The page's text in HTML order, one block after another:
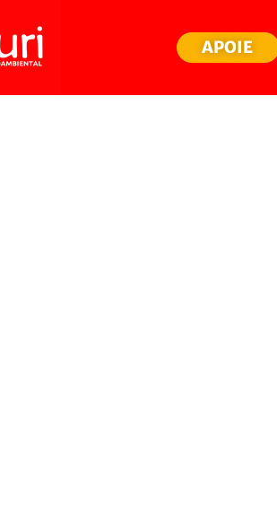
APOIE